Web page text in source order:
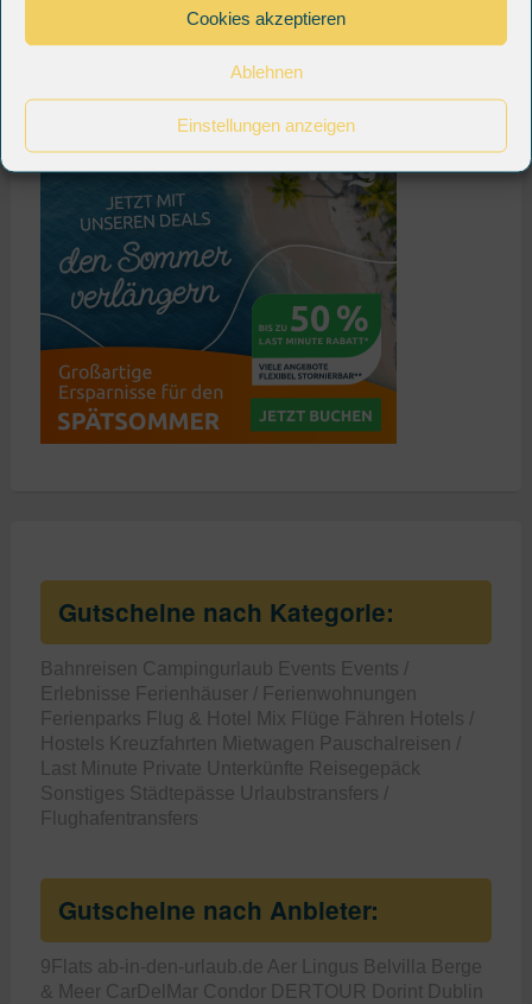
Cookies akzeptieren
Ablehnen
Einstellungen anzeigen
Gutscheine nach Kategorie:
Bahnreisen Campingurlaub Events Events /
Erlebnisse Ferienhäuser / Ferienwohnungen
Ferienparks Flug & Hotel Mix Flüge Fähren Hotels /
Hostels Kreuzfahrten Mietwagen Pauschalreisen /
Last Minute Private Unterkünfte Reisegepäck
Sonstiges Städtepässe Urlaubstransfers /
Flughafentransfers
Gutscheine nach Anbieter:
9Flats ab-in-den-urlaub.de Aer Lingus Belvilla Berge
& Meer CarDelMar Condor DERTOUR Dorint Dublin